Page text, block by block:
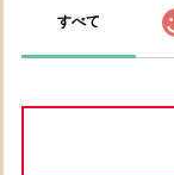
すべて